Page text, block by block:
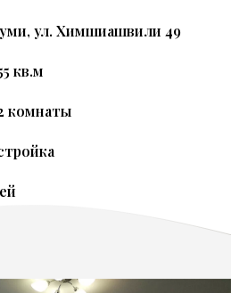
ул. Химшиашвили 49
кв.м
комнаты